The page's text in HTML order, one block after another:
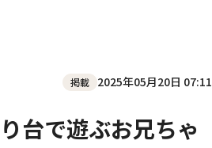
掲載 2025年05月20日 07:11
台で遊ぶお兄ちゃ